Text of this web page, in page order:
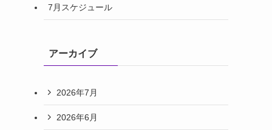
7月スケジュール
アーカイブ
2026年7月
2026年6月